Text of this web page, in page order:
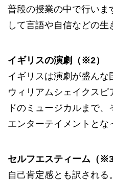
普段の授業の中で行いま
して言語や自信などの生
イギリスの演劇（※2）
イギリスは演劇が盛ん
ウィリアムシェイクス
ドのミュージカルまで
エンターテイメントとな
セルフエスティーム（※3
自己肯定感とも訳され